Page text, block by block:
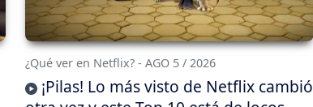
¿Qué ver en Netflix? - AGO 5 / 2026
¡Pilas! Lo más visto de Netflix cambió